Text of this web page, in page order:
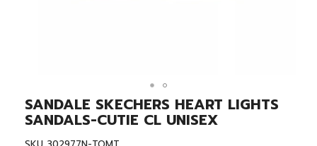
Skip
to
the
beginning
SANDALE SKECHERS HEART LIGHTS
SANDALS-CUTIE CL UNISEX